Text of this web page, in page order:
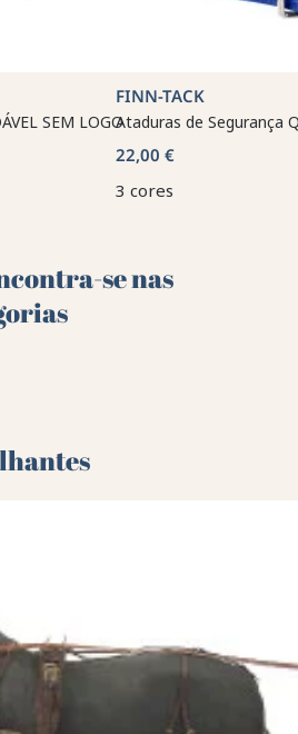
SEM LOGO
FINN-TACK
Ataduras de Segurança
22,00 €
3 cores
se nas